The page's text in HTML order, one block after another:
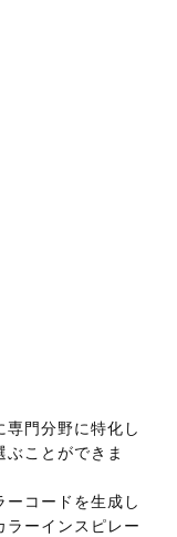
専門分野に特化し
ことができま
コードを生成し
ラーインスピレー